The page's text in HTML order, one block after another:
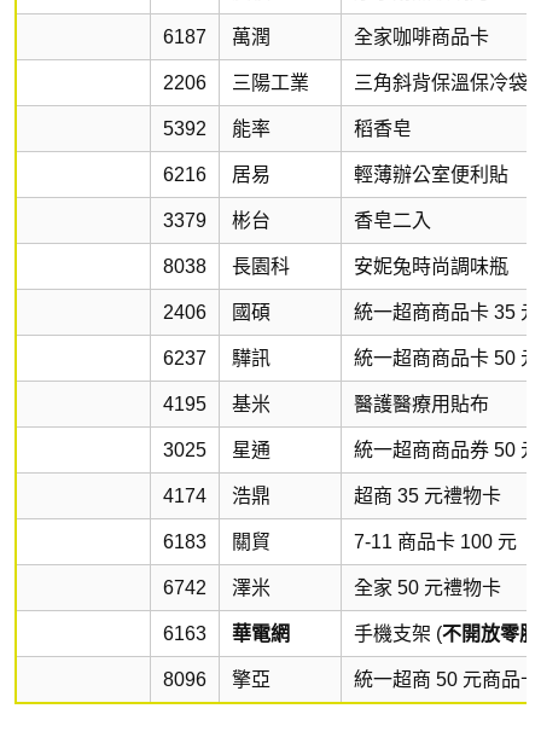
6187 萬潤 全家咖啡商品卡
2206 三陽工業 三角斜背保溫保冷袋
5392 能率 稻香皂
6216 居易 輕薄辦公室便利貼
3379 彬台 香皂二入
8038 長園科 安妮兔時尚調味瓶
2406 國碩 統一超商商品卡 35 元
6237 驊訊 統一超商商品卡 50 元
4195 基米 醫護醫療用貼布
3025 星通 統一超商商品券 50 元
4174 浩鼎 超商 35 元禮物卡
6183 關貿 7-11 商品卡 100 元
6742 澤米 全家 50 元禮物卡
6163 華電網 手機支架 (不開放零股
8096 擎亞 統一超商 50 元商品卡